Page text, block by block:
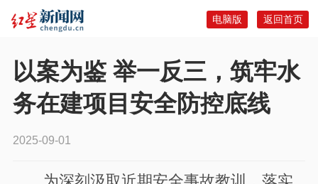
返回首页
电脑版
以案为鉴 举一反三，筑牢水
务在建项目安全防控底线
2025-09-01